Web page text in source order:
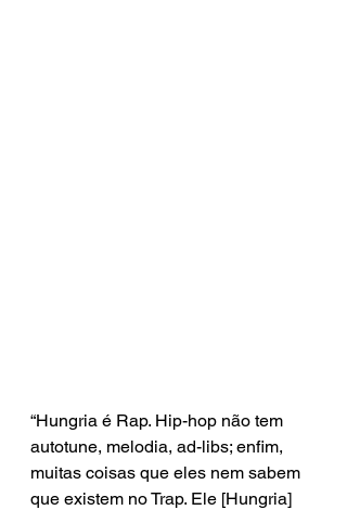
“Hungria é Rap. Hip-hop não tem
autotune, melodia, ad-libs; enfim,
muitas coisas que eles nem sabem
que existem no Trap. Ele [Hungria]